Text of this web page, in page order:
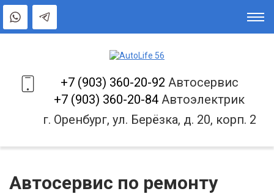
+7 (903) 360-20-92 Автосервис
+7 (903) 360-20-84 Автоэлектрик
г. Оренбург, ул. Берёзка, д. 20, корп. 2
Автосервис по ремонту